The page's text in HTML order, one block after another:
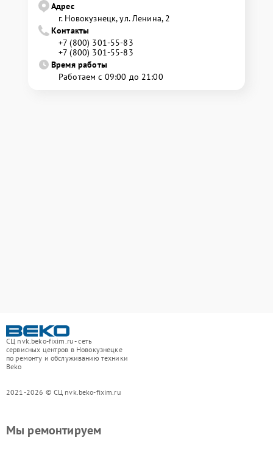
Адрес
г. Новокузнецк, ул. Ленина, 2
Контакты
+7 (800) 301-55-83
+7 (800) 301-55-83
Время работы
Работаем с 09:00 до 21:00
СЦ nvk.beko-fixim.ru - сеть
сервисных центров в Новокузнецке
по ремонту и обслуживанию техники
Beko
2021-2026 © СЦ nvk.beko-fixim.ru
Мы ремонтируем